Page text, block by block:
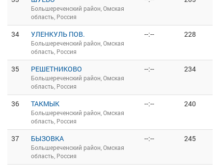
Большереченский район, Омская
область, Россия
34 УЛЕНКУЛЬ ПОВ.
Большереченский район, Омская
область, Россия
--:-- 228
35 РЕШЕТНИКОВО
Большереченский район, Омская
область, Россия
--:-- 234
36 ТАКМЫК
Большереченский район, Омская
область, Россия
--:-- 240
37 БЫЗОВКА
Большереченский район, Омская
область, Россия
--:-- 245